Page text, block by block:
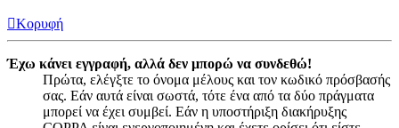
Κορυφή
Έχω κάνει εγγραφή, αλλά δεν μπορώ να συνδεθώ!
Πρώτα, ελέγξτε το όνομα μέλους και τον κωδικό πρόσβασής
σας. Εάν αυτά είναι σωστά, τότε ένα από τα δύο πράγματα
μπορεί να έχει συμβεί. Εάν η υποστήριξη διακήρυξης